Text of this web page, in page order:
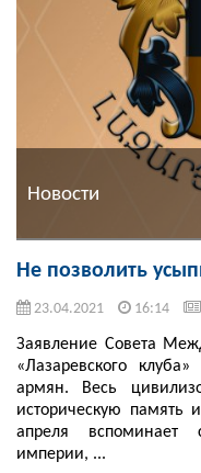
Новости
Не позволить
23.04.2021 16:14
Заявление Совета
«Лазаревского
армян. Весь
историческую память
апреля вспоминает
империи, ...